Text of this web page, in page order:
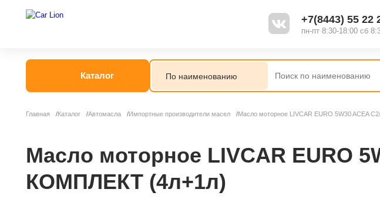
+7(8443) 55 22
пн-пт 8:30-18:00 сб
Каталог
Главная Каталог Автомасла Импортные производители масел Масло моторное LIVCAR EURO 5W30 ACEA
Масло моторное LIVCAR EURO
КОМПЛЕКТ (4л+1л)